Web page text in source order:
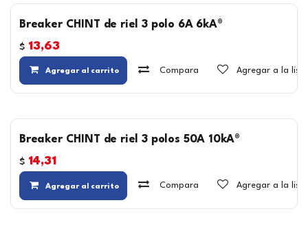
Breaker CHINT de riel 3 polo 6A 6kA®
$ 13,63
Agregar al carrito Compara Agregar a la
Breaker CHINT de riel 3 polos 50A 10kA®
$ 14,31
Agregar al carrito Compara Agregar a la